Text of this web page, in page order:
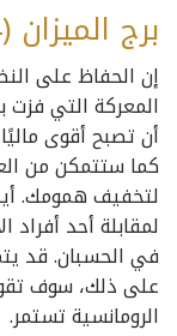
برج الميزان (24 سبتمبر – 23 أكتوبر)
إن الحفاظ على
المعركة التي
أن تصبح أقوى
كما ستتمكن من
لتخفيف همومك.
لمقابلة أحد أفراد
في الحسبان. قد
على ذلك، سوف
الرومانسية تستمر.